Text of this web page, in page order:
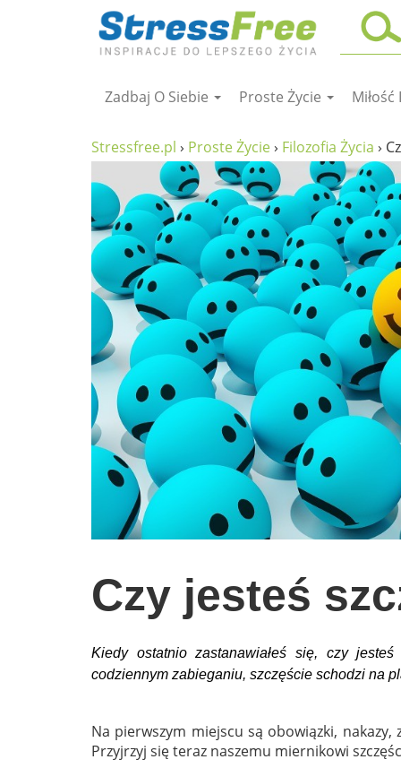
zadbaj o siebie
ciało i fitness
proste życie
filozofia życia
wolność od stresu
miłość i rodzina
w rodzinie
wychowanie dzieci
zabawy dla dzieci
sposób na życie
zrób to sam
EKO – Styl
Zadbaj O Siebie Proste Życie Miłość
Stressfree.pl › Proste Życie› Filozofia Życia ›
Czy jesteś
Kiedy ostatnio zastanawiałeś się, czy
codziennym zabieganiu, szczęście schodzi na
Na pierwszym miejscu są obowiązki,
Przyjrzyj się teraz naszemu miernikowi